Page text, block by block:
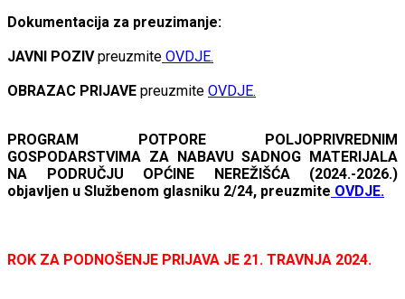
Dokumentacija za preuzimanje:
JAVNI POZIVpreuzmite OVDJE.
OBRAZAC PRIJAVE preuzmite OVDJE.
PROGRAM POTPORE POLJOPRIVREDNIM
GOSPODARSTVIMA ZA NABAVU SADNOG MATERIJALA
NA PODRUČJU OPĆINE NEREŽIŠĆA (2024.-2026.)
objavljen u Službenom glasniku 2/24, preuzmite OVDJE.
ROK ZA PODNOŠENJE PRIJAVA JE 21. TRAVNJA 2024.